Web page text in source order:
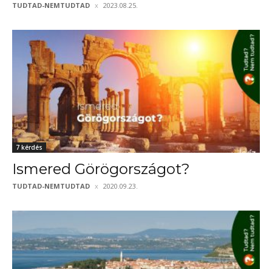
TUDTAD-NEMTUDTAD 2023.08.25.
7 kérdés
Ismered Görögországot?
TUDTAD-NEMTUDTAD 2020.09.23.